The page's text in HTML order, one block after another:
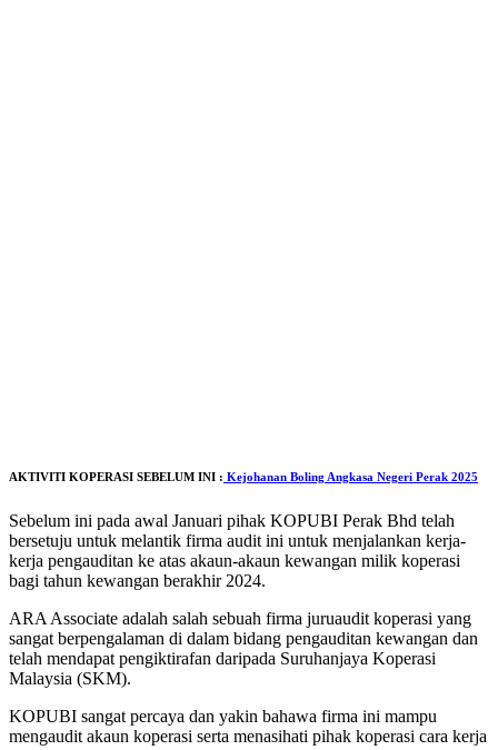
AKTIVITI KOPERASI SEBELUM INI : Kejohanan Boling Angkasa Negeri Perak 2025
Sebelum ini pada awal Januari pihak KOPUBI Perak Bhd telah
bersetuju untuk melantik firma audit ini untuk menjalankan kerja-
kerja pengauditan ke atas akaun-akaun kewangan milik koperasi
bagi tahun kewangan berakhir 2024.
ARA Associate adalah salah sebuah firma juruaudit koperasi yang
sangat berpengalaman di dalam bidang pengauditan kewangan dan
telah mendapat pengiktirafan daripada Suruhanjaya Koperasi
Malaysia (SKM).
KOPUBI sangat percaya dan yakin bahawa firma ini mampu
mengaudit akaun koperasi serta menasihati pihak koperasi cara kerja